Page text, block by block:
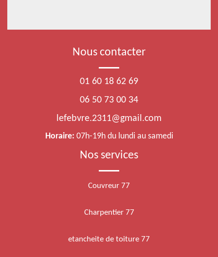
Nous contacter
01 60 18 62 69
06 50 73 00 34
lefebvre.2311@gmail.com
Horaire: 07h-19h du lundi au samedi
Nos services
Couvreur 77
Charpentier 77
etancheite de toiture 77